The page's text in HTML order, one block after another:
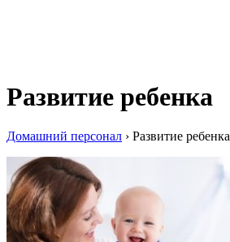
Развитие ребенка
Домашний персонал › Развитие ребенка